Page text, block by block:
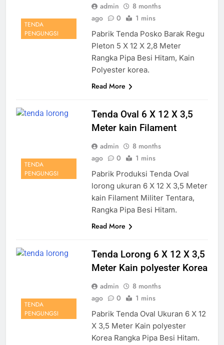
TENDA
PENGUNGSI
admin
8 months
ago
0 1 mins
Pabrik Tenda Posko Barak Regu
Pleton 5 X 12 X 2,8 Meter
Rangka Pipa Besi Hitam, Kain
Polyester korea.
Read More
TENDA
PENGUNGSI
Tenda Oval 6 X 12 X 3,5
Meter kain Filament
admin
8 months
ago
0 1 mins
Pabrik Produksi Tenda Oval
lorong ukuran 6 X 12 X 3,5 Meter
kain Filament Militer Tentara,
Rangka Pipa Besi Hitam.
Read More
TENDA
PENGUNGSI
Tenda Lorong 6 X 12 X 3,5
Meter Kain polyester Korea
admin
8 months
ago
0 1 mins
Pabrik Tenda Oval Ukuran 6 X 12
X 3,5 Meter Kain polyester
Korea Rangka Pipa Besi Hitam.